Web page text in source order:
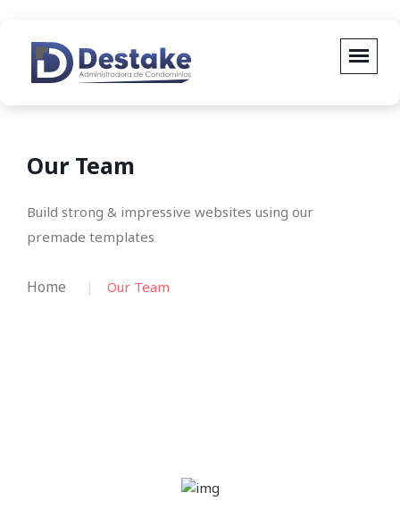
Our Team
Build strong & impressive websites using our
premade templates
Home Our Team